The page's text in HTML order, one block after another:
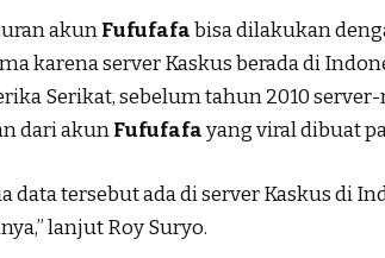
akunFufufafabisa dilakukan
karena server Kaskus berada di
Serikat, sebelum tahun 2010
dari akunFufufafayang viral dibuat
data tersebut ada di server Kaskus di
lanjut Roy Suryo.